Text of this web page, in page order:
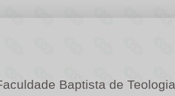
Baptista de Teologia